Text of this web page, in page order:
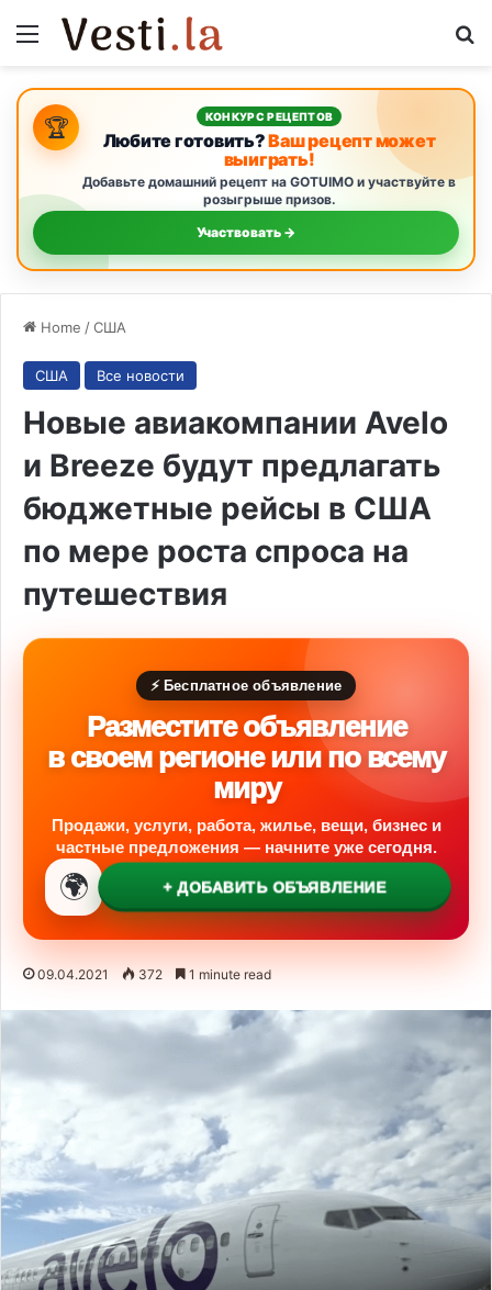
Menu
🏆 КОНКУРС РЕЦЕПТОВ
Любите готовить?Ваш рецепт может
выиграть!
Добавьте домашний рецепт на GOTUIMO и участвуйте в
розыгрыше призов.
Участвовать →
Home /США
США Все новости
Новые авиакомпании Avelo
и Breeze будут предлагать
бюджетные рейсы в США
по мере роста спроса на
путешествия
⚡ Бесплатное объявление
Разместите объявление
в своем регионе или по всему
миру
Продажи, услуги, работа, жилье, вещи, бизнес и
частные предложения — начните уже сегодня.
🌍 + ДОБАВИТЬ ОБЪЯВЛЕНИЕ
09.04.2021 372 1 minute read